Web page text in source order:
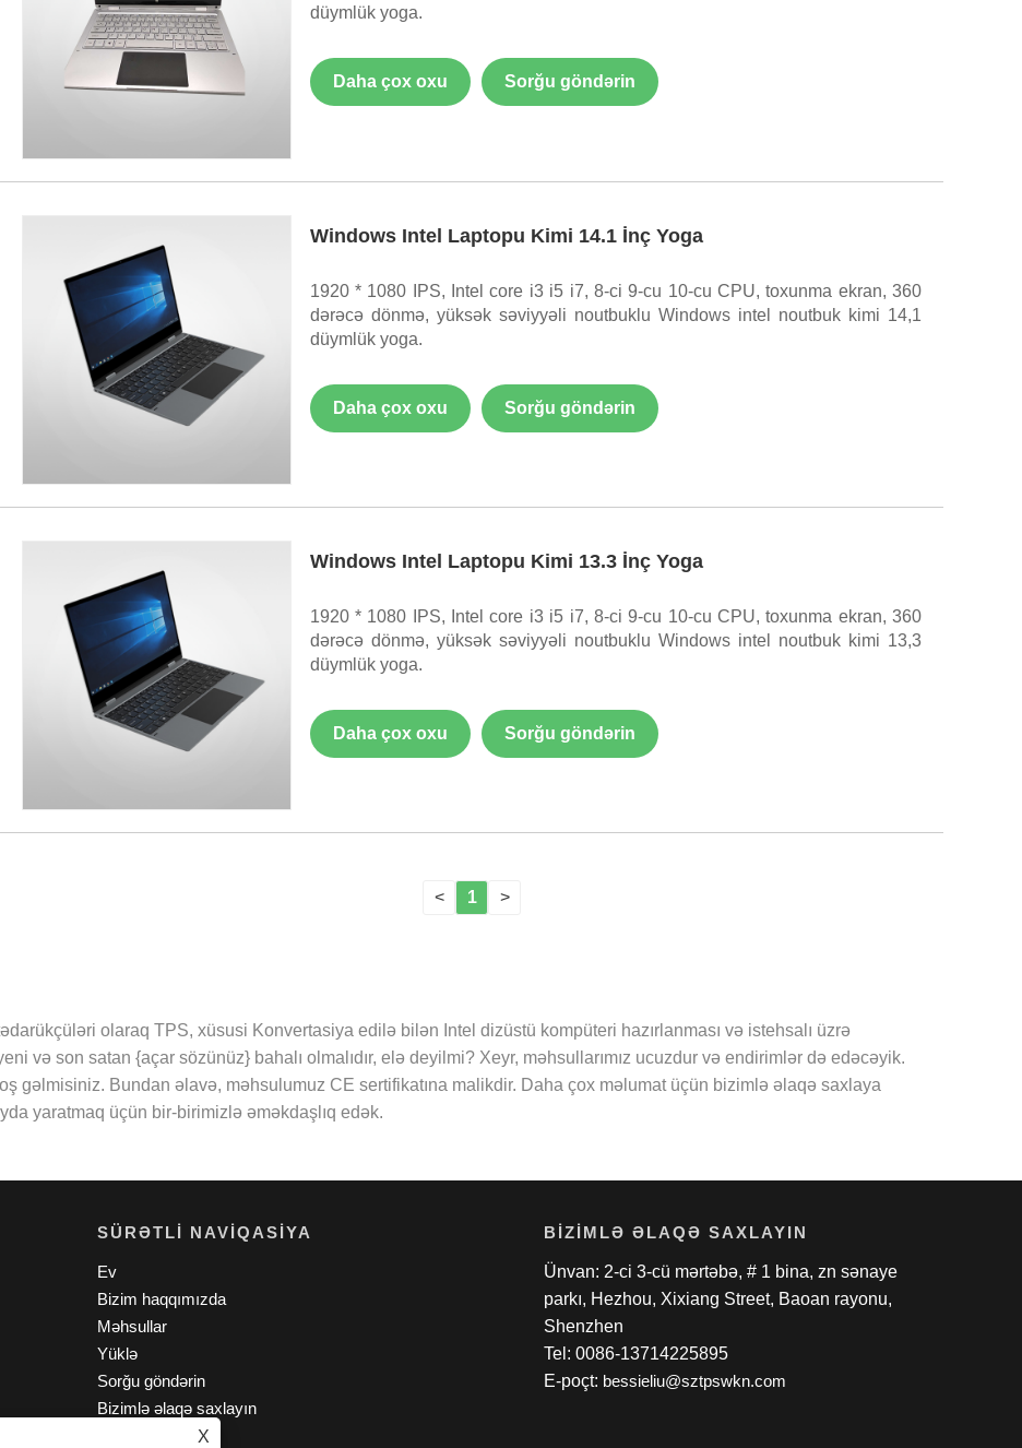
düymlük yoga.
Daha çox oxu Sorğu göndərin
Windows Intel Laptopu Kimi 14.1 İnç Yoga
1920 * 1080 IPS, Intel core i3 i5 i7, 8-ci 9-cu 10-cu CPU, toxunma ekran, 360
dərəcə dönmə, yüksək səviyyəli noutbuklu Windows intel noutbuk kimi 14,1
düymlük yoga.
Daha çox oxu Sorğu göndərin
Windows Intel Laptopu Kimi 13.3 İnç Yoga
1920 * 1080 IPS, Intel core i3 i5 i7, 8-ci 9-cu 10-cu CPU, toxunma ekran, 360
dərəcə dönmə, yüksək səviyyəli noutbuklu Windows intel noutbuk kimi 13,3
düymlük yoga.
Daha çox oxu Sorğu göndərin
< 1 >
olaraq TPS, xüsusi Konvertasiya edilə bilən Intel dizüstü kompüteri hazırlanması və istehsalı üzrə
və son satan {açar sözünüz} bahalı olmalıdır, elə deyilmi? Xeyr, məhsullarımız ucuzdur və endirimlər də edəcəyik.
gəlmisiniz. Bundan əlavə, məhsulumuz CE sertifikatına malikdir. Daha çox məlumat üçün bizimlə əlaqə saxlaya
yaratmaq üçün bir-birimizlə əməkdaşlıq edək.
X
SÜRƏTLI NAVIQASIYA
Ev
Bizim haqqımızda
Məhsullar
Yüklə
Sorğu göndərin
Bizimlə əlaqə saxlayın
BIZIMLƏ ƏLAQƏ SAXLAYIN
Ünvan: 2-ci 3-cü mərtəbə, # 1 bina, zn sənaye
parkı, Hezhou, Xixiang Street, Baoan rayonu,
Shenzhen
Tel: 0086-13714225895
E-poçt: bessieliu@sztpswkn.com